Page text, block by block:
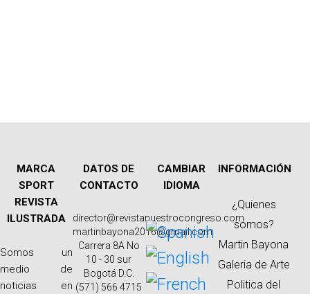
MARCA
SPORT
REVISTA
ILUSTRADA
Somos un
medio de
noticias en
DATOS DE
CONTACTO
director@revistanuestrocongreso.com
martinbayona2016@gmail.com
Carrera 8A No
10 - 30 sur
Bogotá D.C.
(571) 566 4715
CAMBIAR
IDIOMA
INFORMACIÓN
¿Quienes
somos?
Martin Bayona
Galeria de Arte
Politica del